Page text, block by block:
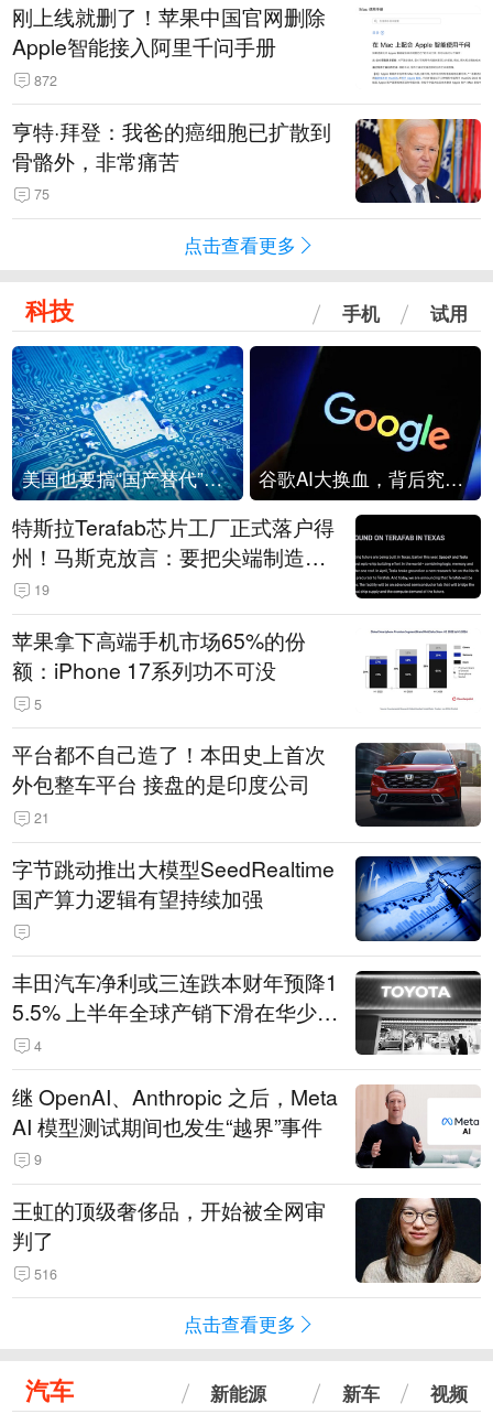
刚上线就删了！苹果中国官网删除
Apple智能接入阿里千问手册
872
亨特·拜登：我爸的癌细胞已扩散到
骨骼外，非常痛苦
75
点击查看更多
科技 手机 试用
美国也要搞“国产替代”？先算清三笔账 谷歌AI大换血，背后究竟发生了什么？
特斯拉Terafab芯片工厂正式落户得
州！马斯克放言：要把尖端制造带
回美国
19
苹果拿下高端手机市场65%的份
额：iPhone 17系列功不可没
5
平台都不自己造了！本田史上首次
外包整车平台 接盘的是印度公司
21
字节跳动推出大模型SeedRealtime
国产算力逻辑有望持续加强
丰田汽车净利或三连跌本财年预降1
5.5% 上半年全球产销下滑在华少卖
14.3万辆
4
继 OpenAI、Anthropic 之后，Meta
AI 模型测试期间也发生“越界”事件
9
王虹的顶级奢侈品，开始被全网审
判了
516
点击查看更多
汽车 新能源 新车 视频